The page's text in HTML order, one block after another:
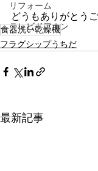
リフォーム
テレビドアホン
どうもありがとう
食器洗い乾燥機
フラグシップうちだ
最新記事